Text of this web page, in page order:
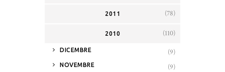
2011 (78)
2010 (110)
► DICEMBRE (9)
► NOVEMBRE (9)